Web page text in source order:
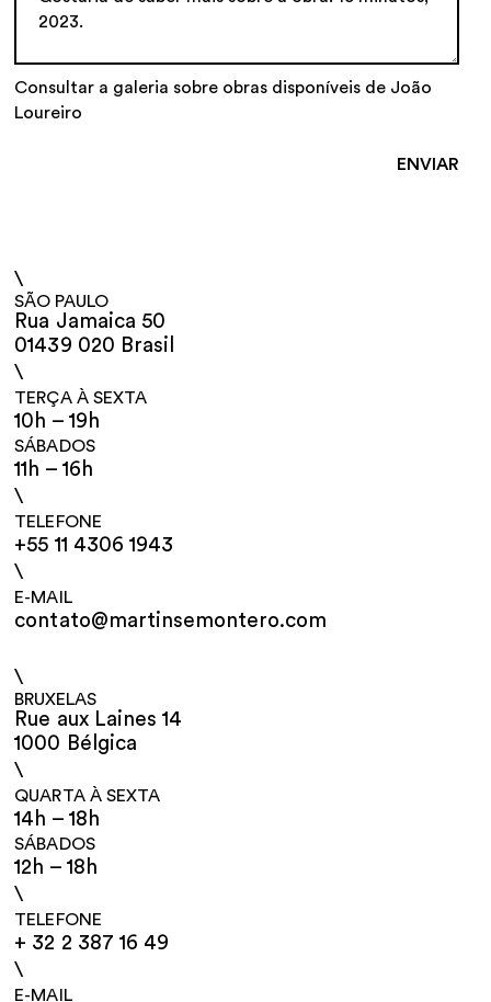
Consultar a galeria sobre obras disponíveis de João
Loureiro
\
SÃO PAULO
Rua Jamaica 50
01439 020 Brasil
\
TERÇA À SEXTA
10h – 19h
SÁBADOS
11h – 16h
\
TELEFONE
+55 11 4306 1943
\
E-MAIL
contato@martinsemontero.com
\
BRUXELAS
Rue aux Laines 14
1000 Bélgica
\
QUARTA À SEXTA
14h – 18h
SÁBADOS
12h – 18h
\
TELEFONE
+ 32 2 387 16 49
\
E-MAIL